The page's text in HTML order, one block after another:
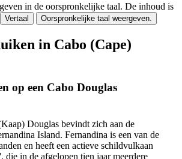
in de oorspronkelijke taal. De inhoud is
Vertaal Oorspronkelijke taal weergeven.
in Cabo (Cape)
op een Cabo Douglas
Douglas bevindt zich aan de
Island. Fernandina is een van de
en heeft een actieve schildvulkaan
die in de afgelopen tien jaar meerdere